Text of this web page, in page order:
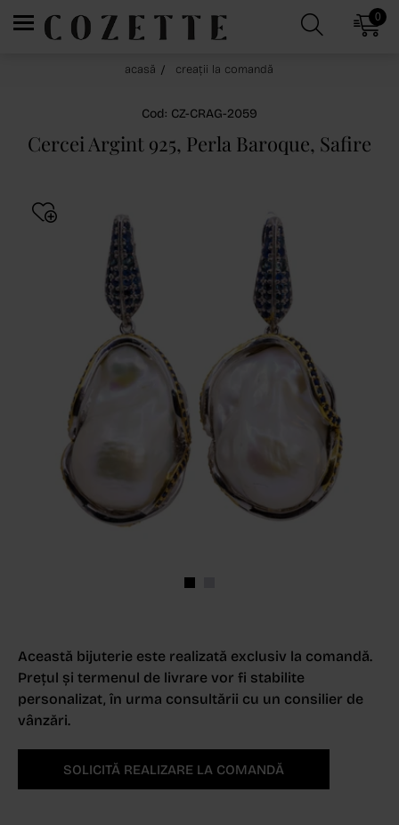
0
acasă creații la comandă
Cod: CZ-CRAG-2059
Cercei Argint 925, Perla Baroque, Safire
Această bijuterie este realizată exclusiv la comandă.
Prețul și termenul de livrare vor fi stabilite
personalizat, în urma consultării cu un consilier de
vânzări.
SOLICITĂ REALIZARE LA COMANDĂ